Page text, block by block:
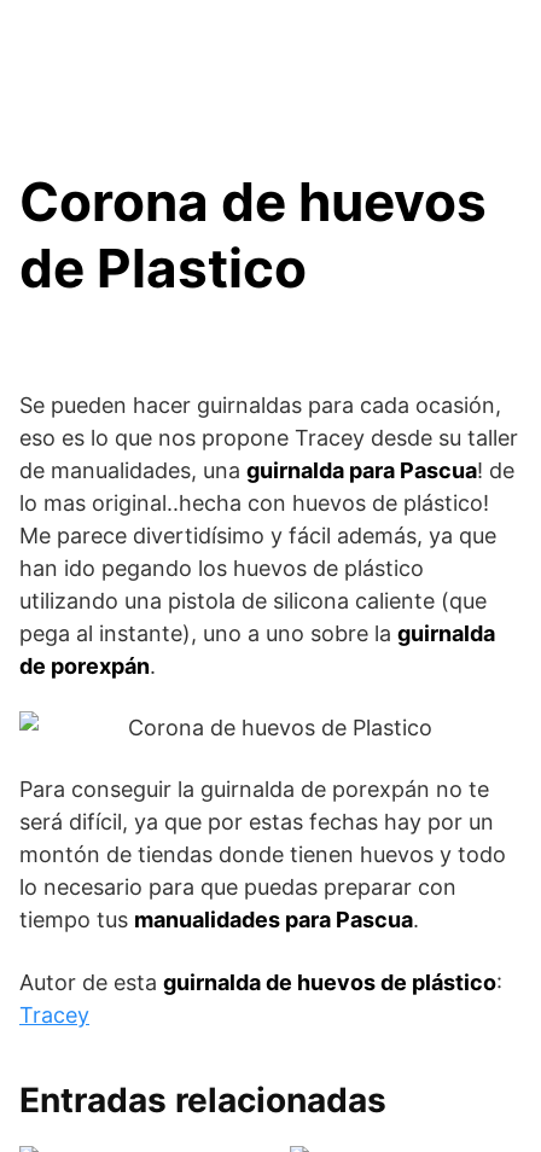
Corona de huevos
de Plastico
Se pueden hacer guirnaldas para cada ocasión,
eso es lo que nos propone Tracey desde su taller
de manualidades, una guirnalda para Pascua! de
lo mas original..hecha con huevos de plástico!
Me parece divertidísimo y fácil además, ya que
han ido pegando los huevos de plástico
utilizando una pistola de silicona caliente (que
pega al instante), uno a uno sobre la guirnalda
de porexpán.
Para conseguir la guirnalda de porexpán no te
será difícil, ya que por estas fechas hay por un
montón de tiendas donde tienen huevos y todo
lo necesario para que puedas preparar con
tiempo tus manualidades para Pascua.
Autor de esta guirnalda de huevos de plástico:
Tracey
Entradas relacionadas